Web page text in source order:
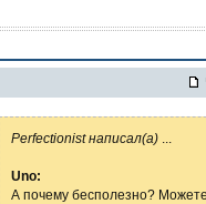
Perfectionist написал(а)
Uno:
А почему бесполезно?